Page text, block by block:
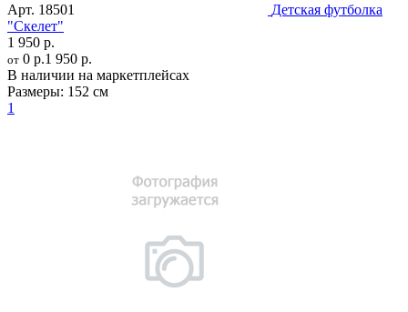
Арт. 18501
Детская футболка
"Скелет"
1 950 р.
от 0 р.1 950 р.
В наличии на маркетплейсах
Размеры: 152 см
1